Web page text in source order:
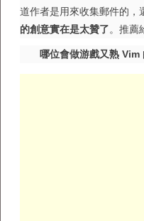
道作者是用來收集郵件的，
的創意實在是太贊了。推薦
哪位會做游戲又熟 Vim